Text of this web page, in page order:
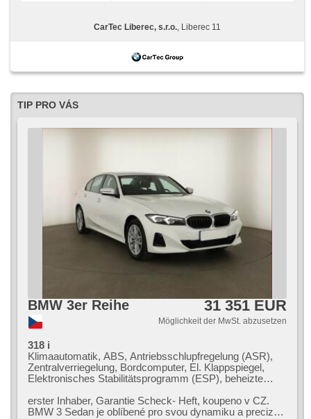
CarTec Liberec, s.r.o. , Liberec 11
TIP PRO VÁS
BMW 3er Reihe 31 351 EUR
Möglichkeit der MwSt. abzusetzen
318 i
Klimaautomatik, ABS, Antriebsschlupfregelung (ASR),
Zentralverriegelung, Bordcomputer, El. Klappspiegel,
Elektronisches Stabilitätsprogramm (ESP), beheizte
Reifendrucksensor, USB, 6x Airbag, Uhr Spur,
Servolenkung, El. Seitenscheiben, Autoradio,
erster Inhaber,​ Garantie Scheck​- Heft,​ koupeno v CZ.
BMW 3 Sedan je oblíbené pro svou dynamiku a precizní